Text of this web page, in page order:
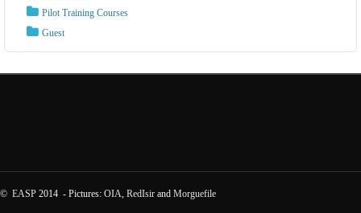
Pilot Training Courses
Guest
© EASP 2014 - Pictures: OIA, RedIsir and Morguefile